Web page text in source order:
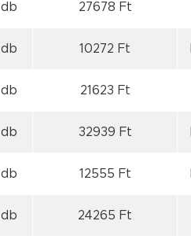
db 27678 Ft
db 10272 Ft
db 21623 Ft
db 32939 Ft
db 12555 Ft
db 24265 Ft